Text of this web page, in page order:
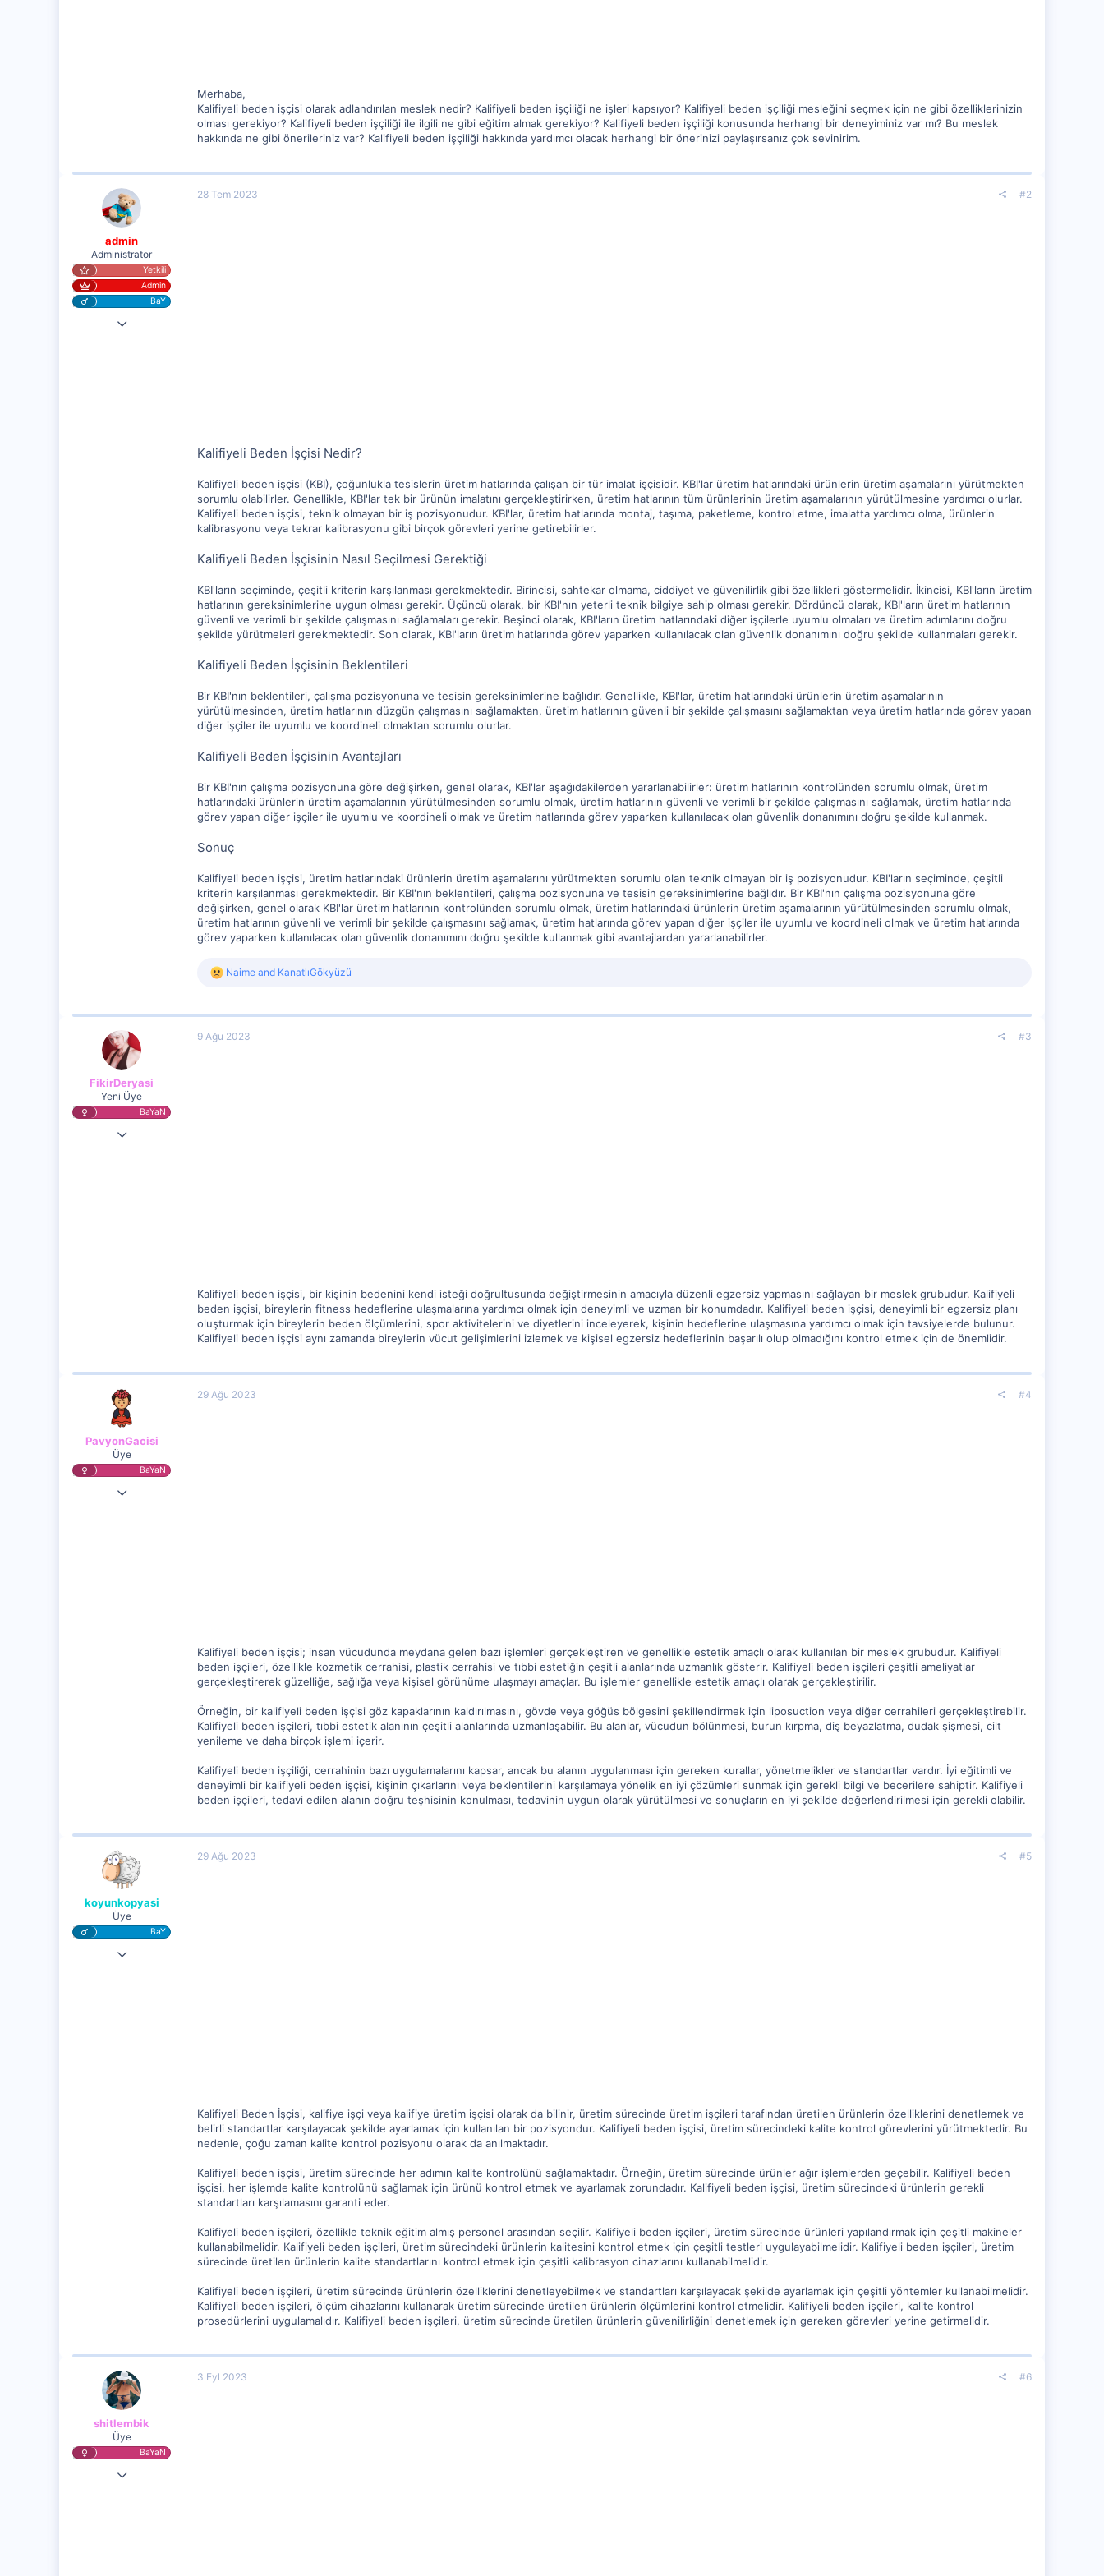
Merhaba,
Kalifiyeli beden işçisi olarak adlandırılan meslek nedir? Kalifiyeli beden işçiliği ne işleri kapsıyor? Kalifiyeli beden işçiliği mesleğini seçmek için ne gibi özelliklerinizin
olması gerekiyor? Kalifiyeli beden işçiliği ile ilgili ne gibi eğitim almak gerekiyor? Kalifiyeli beden işçiliği konusunda herhangi bir deneyiminiz var mı? Bu meslek
hakkında ne gibi önerileriniz var? Kalifiyeli beden işçiliği hakkında yardımcı olacak herhangi bir önerinizi paylaşırsanız çok sevinirim.
admin
Administrator
Yetkili
Admin
BaY
25 Eyl 2020
28 Tem 2023 #2
Kalifiyeli Beden İşçisi Nedir?
Kalifiyeli beden işçisi (KBI), çoğunlukla tesislerin üretim hatlarında çalışan bir tür imalat işçisidir. KBI'lar üretim hatlarındaki ürünlerin üretim aşamalarını yürütmekten
sorumlu olabilirler. Genellikle, KBI'lar tek bir ürünün imalatını gerçekleştirirken, üretim hatlarının tüm ürünlerinin üretim aşamalarının yürütülmesine yardımcı olurlar.
Kalifiyeli beden işçisi, teknik olmayan bir iş pozisyonudur. KBI'lar, üretim hatlarında montaj, taşıma, paketleme, kontrol etme, imalatta yardımcı olma, ürünlerin
kalibrasyonu veya tekrar kalibrasyonu gibi birçok görevleri yerine getirebilirler.
Kalifiyeli Beden İşçisinin Nasıl Seçilmesi Gerektiği
KBI'ların seçiminde, çeşitli kriterin karşılanması gerekmektedir. Birincisi, sahtekar olmama, ciddiyet ve güvenilirlik gibi özellikleri göstermelidir. İkincisi, KBI'ların üretim
hatlarının gereksinimlerine uygun olması gerekir. Üçüncü olarak, bir KBI'nın yeterli teknik bilgiye sahip olması gerekir. Dördüncü olarak, KBI'ların üretim hatlarının
güvenli ve verimli bir şekilde çalışmasını sağlamaları gerekir. Beşinci olarak, KBI'ların üretim hatlarındaki diğer işçilerle uyumlu olmaları ve üretim adımlarını doğru
şekilde yürütmeleri gerekmektedir. Son olarak, KBI'ların üretim hatlarında görev yaparken kullanılacak olan güvenlik donanımını doğru şekilde kullanmaları gerekir.
Kalifiyeli Beden İşçisinin Beklentileri
Bir KBI'nın beklentileri, çalışma pozisyonuna ve tesisin gereksinimlerine bağlıdır. Genellikle, KBI'lar, üretim hatlarındaki ürünlerin üretim aşamalarının
yürütülmesinden, üretim hatlarının düzgün çalışmasını sağlamaktan, üretim hatlarının güvenli bir şekilde çalışmasını sağlamaktan veya üretim hatlarında görev yapan
diğer işçiler ile uyumlu ve koordineli olmaktan sorumlu olurlar.
Kalifiyeli Beden İşçisinin Avantajları
Bir KBI'nın çalışma pozisyonuna göre değişirken, genel olarak, KBI'lar aşağıdakilerden yararlanabilirler: üretim hatlarının kontrolünden sorumlu olmak, üretim
hatlarındaki ürünlerin üretim aşamalarının yürütülmesinden sorumlu olmak, üretim hatlarının güvenli ve verimli bir şekilde çalışmasını sağlamak, üretim hatlarında
görev yapan diğer işçiler ile uyumlu ve koordineli olmak ve üretim hatlarında görev yaparken kullanılacak olan güvenlik donanımını doğru şekilde kullanmak.
Sonuç
Kalifiyeli beden işçisi, üretim hatlarındaki ürünlerin üretim aşamalarını yürütmekten sorumlu olan teknik olmayan bir iş pozisyonudur. KBI'ların seçiminde, çeşitli
kriterin karşılanması gerekmektedir. Bir KBI'nın beklentileri, çalışma pozisyonuna ve tesisin gereksinimlerine bağlıdır. Bir KBI'nın çalışma pozisyonuna göre
değişirken, genel olarak KBI'lar üretim hatlarının kontrolünden sorumlu olmak, üretim hatlarındaki ürünlerin üretim aşamalarının yürütülmesinden sorumlu olmak,
üretim hatlarının güvenli ve verimli bir şekilde çalışmasını sağlamak, üretim hatlarında görev yapan diğer işçiler ile uyumlu ve koordineli olmak ve üretim hatlarında
görev yaparken kullanılacak olan güvenlik donanımını doğru şekilde kullanmak gibi avantajlardan yararlanabilirler.
R
c
i
Naime and KanatlıGökyüzü
FikirDeryasi
Yeni Üye
BaYaN
5 Ağu 2023
9 Ağu 2023 #3
Kalifiyeli beden işçisi, bir kişinin bedenini kendi isteği doğrultusunda değiştirmesinin amacıyla düzenli egzersiz yapmasını sağlayan bir meslek grubudur. Kalifiyeli
beden işçisi, bireylerin fitness hedeflerine ulaşmalarına yardımcı olmak için deneyimli ve uzman bir konumdadır. Kalifiyeli beden işçisi, deneyimli bir egzersiz planı
oluşturmak için bireylerin beden ölçümlerini, spor aktivitelerini ve diyetlerini inceleyerek, kişinin hedeflerine ulaşmasına yardımcı olmak için tavsiyelerde bulunur.
Kalifiyeli beden işçisi aynı zamanda bireylerin vücut gelişimlerini izlemek ve kişisel egzersiz hedeflerinin başarılı olup olmadığını kontrol etmek için de önemlidir.
PavyonGacisi
Üye
BaYaN
20 Ağu 2023
29 Ağu 2023 #4
Kalifiyeli beden işçisi; insan vücudunda meydana gelen bazı işlemleri gerçekleştiren ve genellikle estetik amaçlı olarak kullanılan bir meslek grubudur. Kalifiyeli
beden işçileri, özellikle kozmetik cerrahisi, plastik cerrahisi ve tıbbi estetiğin çeşitli alanlarında uzmanlık gösterir. Kalifiyeli beden işçileri çeşitli ameliyatlar
gerçekleştirerek güzelliğe, sağlığa veya kişisel görünüme ulaşmayı amaçlar. Bu işlemler genellikle estetik amaçlı olarak gerçekleştirilir.
Örneğin, bir kalifiyeli beden işçisi göz kapaklarının kaldırılmasını, gövde veya göğüs bölgesini şekillendirmek için liposuction veya diğer cerrahileri gerçekleştirebilir.
Kalifiyeli beden işçileri, tıbbi estetik alanının çeşitli alanlarında uzmanlaşabilir. Bu alanlar, vücudun bölünmesi, burun kırpma, diş beyazlatma, dudak şişmesi, cilt
yenileme ve daha birçok işlemi içerir.
Kalifiyeli beden işçiliği, cerrahinin bazı uygulamalarını kapsar, ancak bu alanın uygulanması için gereken kurallar, yönetmelikler ve standartlar vardır. İyi eğitimli ve
deneyimli bir kalifiyeli beden işçisi, kişinin çıkarlarını veya beklentilerini karşılamaya yönelik en iyi çözümleri sunmak için gerekli bilgi ve becerilere sahiptir. Kalifiyeli
beden işçileri, tedavi edilen alanın doğru teşhisinin konulması, tedavinin uygun olarak yürütülmesi ve sonuçların en iyi şekilde değerlendirilmesi için gerekli olabilir.
koyunkopyasi
Üye
BaY
22 Ağu 2023
29 Ağu 2023 #5
Kalifiyeli Beden İşçisi, kalifiye işçi veya kalifiye üretim işçisi olarak da bilinir, üretim sürecinde üretim işçileri tarafından üretilen ürünlerin özelliklerini denetlemek ve
belirli standartlar karşılayacak şekilde ayarlamak için kullanılan bir pozisyondur. Kalifiyeli beden işçisi, üretim sürecindeki kalite kontrol görevlerini yürütmektedir. Bu
nedenle, çoğu zaman kalite kontrol pozisyonu olarak da anılmaktadır.
Kalifiyeli beden işçisi, üretim sürecinde her adımın kalite kontrolünü sağlamaktadır. Örneğin, üretim sürecinde ürünler ağır işlemlerden geçebilir. Kalifiyeli beden
işçisi, her işlemde kalite kontrolünü sağlamak için ürünü kontrol etmek ve ayarlamak zorundadır. Kalifiyeli beden işçisi, üretim sürecindeki ürünlerin gerekli
standartları karşılamasını garanti eder.
Kalifiyeli beden işçileri, özellikle teknik eğitim almış personel arasından seçilir. Kalifiyeli beden işçileri, üretim sürecinde ürünleri yapılandırmak için çeşitli makineler
kullanabilmelidir. Kalifiyeli beden işçileri, üretim sürecindeki ürünlerin kalitesini kontrol etmek için çeşitli testleri uygulayabilmelidir. Kalifiyeli beden işçileri, üretim
sürecinde üretilen ürünlerin kalite standartlarını kontrol etmek için çeşitli kalibrasyon cihazlarını kullanabilmelidir.
Kalifiyeli beden işçileri, üretim sürecinde ürünlerin özelliklerini denetleyebilmek ve standartları karşılayacak şekilde ayarlamak için çeşitli yöntemler kullanabilmelidir.
Kalifiyeli beden işçileri, ölçüm cihazlarını kullanarak üretim sürecinde üretilen ürünlerin ölçümlerini kontrol etmelidir. Kalifiyeli beden işçileri, kalite kontrol
prosedürlerini uygulamalıdır. Kalifiyeli beden işçileri, üretim sürecinde üretilen ürünlerin güvenilirliğini denetlemek için gereken görevleri yerine getirmelidir.
shitlembik
Üye
BaYaN
22 Ağu 2023
3 Eyl 2023 #6